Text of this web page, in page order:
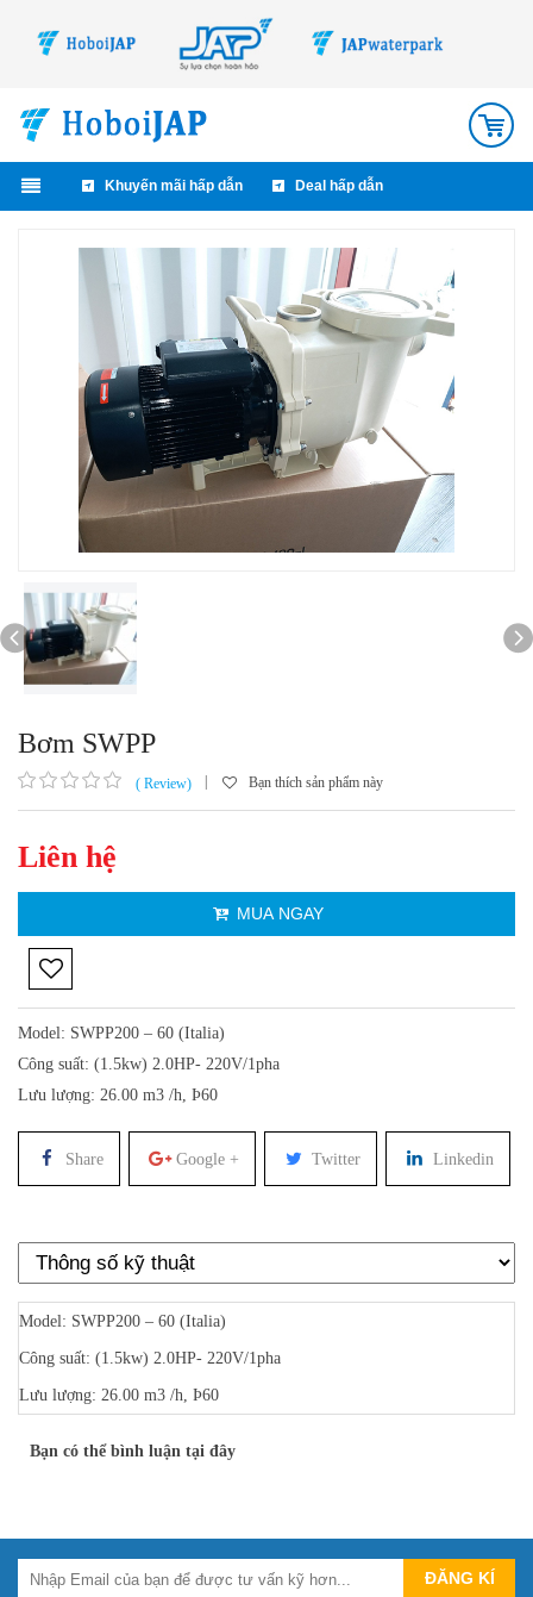
Khuyến mãi hấp dẫn Deal hấp dẫn
Bơm SWPP
( Review) Bạn thích sản phẩm này
Liên hệ
MUA NGAY
Model: SWPP200 – 60 (Italia)
Công suất: (1.5kw) 2.0HP- 220V/1pha
Lưu lượng: 26.00 m3 /h, Þ60
Share Google + Twitter Linkedin
Model: SWPP200 – 60 (Italia)
Công suất: (1.5kw) 2.0HP- 220V/1pha
Lưu lượng: 26.00 m3 /h, Þ60
Bạn có thể bình luận tại đây